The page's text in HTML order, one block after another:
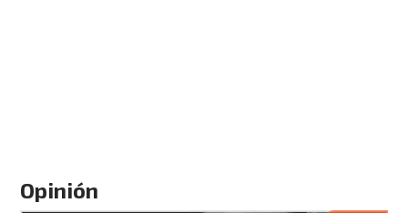
Opinión